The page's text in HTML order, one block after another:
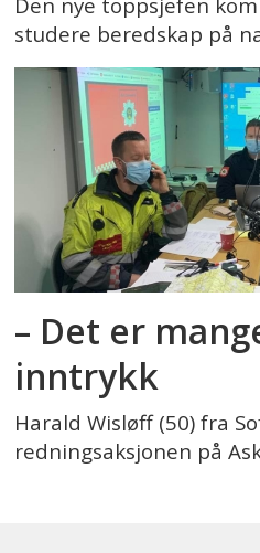
studere beredskap på
– Det er
inntrykk
Harald Wisløff (50) fra
redningsaksjonen på